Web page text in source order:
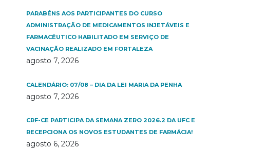
PARABÉNS AOS PARTICIPANTES DO CURSO
ADMINISTRAÇÃO DE MEDICAMENTOS INJETÁVEIS E
FARMACÊUTICO HABILITADO EM SERVIÇO DE
VACINAÇÃO REALIZADO EM FORTALEZA
agosto 7, 2026
CALENDÁRIO: 07/08 – DIA DA LEI MARIA DA PENHA
agosto 7, 2026
CRF-CE PARTICIPA DA SEMANA ZERO 2026.2 DA UFC E
RECEPCIONA OS NOVOS ESTUDANTES DE FARMÁCIA!
agosto 6, 2026